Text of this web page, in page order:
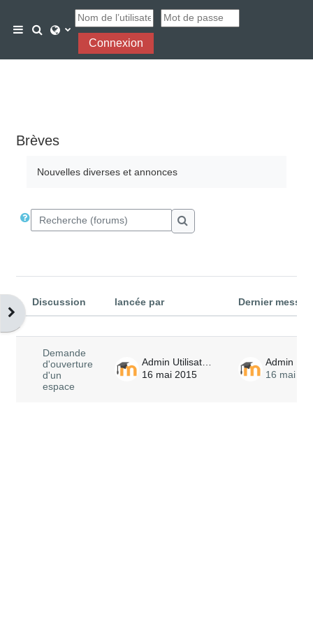
Panneau latéral
Activer/désactiver la saisie de recherche
Connexion
Ouvrir le tiroir des blocs
Brèves
Nouvelles diverses et annonces
Recherche (forums)
Recherche (forums)
Liste des discussions. Affichage de
Discussion lancée par Dernier
Demande
d'ouverture
d'un
espace
Admin Utilisateur
16 mai 2015
16 mai